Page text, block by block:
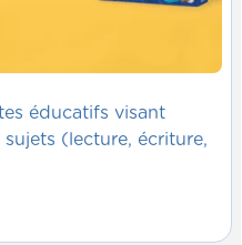
éducatifs visant
(lecture, écriture,